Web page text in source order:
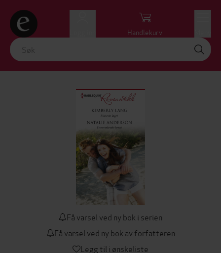
Handlekurv
Få varsel ved ny bok i serien
Få varsel ved ny bok av forfatteren
Legg til i ønskeliste